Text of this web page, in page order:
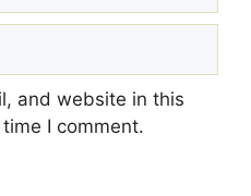
and website in this
I comment.